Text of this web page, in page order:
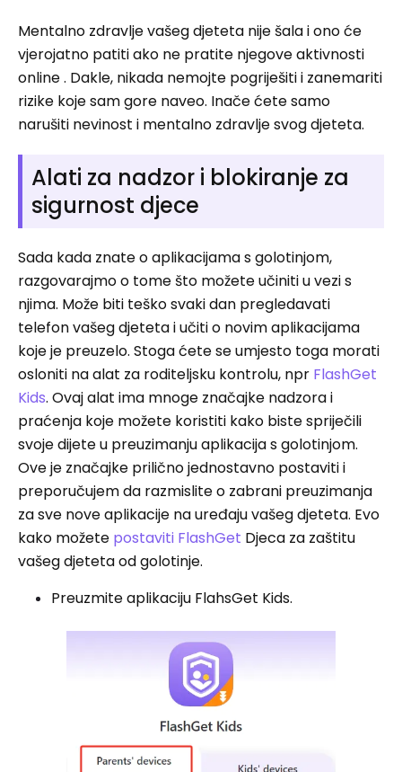
Mentalno zdravlje vašeg djeteta nije šala i ono će
vjerojatno patiti ako ne pratite njegove aktivnosti
online . Dakle, nikada nemojte pogriješiti i zanemariti
rizike koje sam gore naveo. Inače ćete samo
narušiti nevinost i mentalno zdravlje svog djeteta.
Alati za nadzor i blokiranje za
sigurnost djece
Sada kada znate o aplikacijama s golotinjom,
razgovarajmo o tome što možete učiniti u vezi s
njima. Može biti teško svaki dan pregledavati
telefon vašeg djeteta i učiti o novim aplikacijama
koje je preuzelo. Stoga ćete se umjesto toga morati
osloniti na alat za roditeljsku kontrolu, npr FlashGet
Kids. Ovaj alat ima mnoge značajke nadzora i
praćenja koje možete koristiti kako biste spriječili
svoje dijete u preuzimanju aplikacija s golotinjom.
Ove je značajke prilično jednostavno postaviti i
preporučujem da razmislite o zabrani preuzimanja
za sve nove aplikacije na uređaju vašeg djeteta. Evo
kako možete postaviti FlashGet Djeca za zaštitu
vašeg djeteta od golotinje.
Preuzmite aplikaciju FlahsGet Kids.